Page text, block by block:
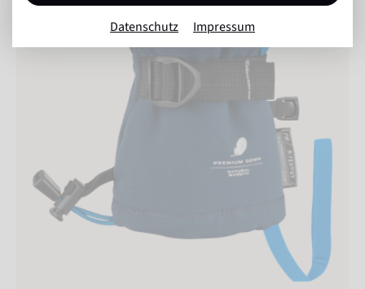
Datenschutz Impressum